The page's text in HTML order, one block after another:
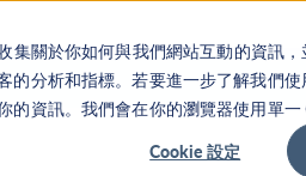
集關於你如何與我們網站互動的資訊
分析和指標。若要進一步了解我們使
資訊。我們會在你的瀏覽器使用單一
Cookie 設定